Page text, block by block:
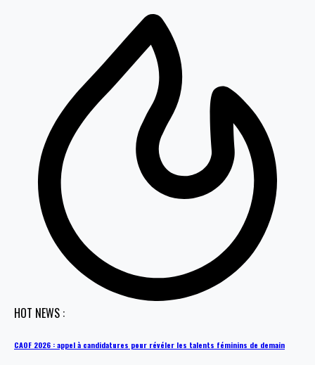
HOT NEWS :
CAOF 2026 : appel à candidatures pour révéler les talents féminins de demain